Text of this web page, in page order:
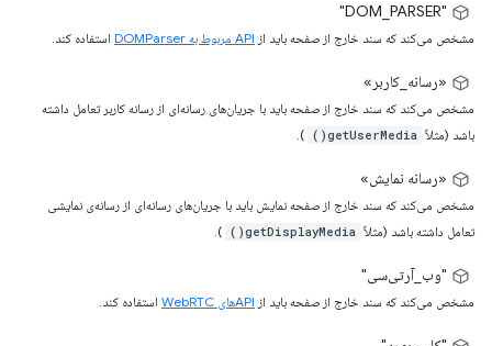
"DOM_PARSER"
مشخص می‌کند که سند خارج از صفحه باید از API مربوط به DOMParser استفاده کند.
«رسانه_کاربر»
مشخص می‌کند که سند خارج از صفحه باید با جریان‌های رسانه‌ای از رسانه کاربر تعامل داشته
باشد (مثلاً getUserMedia()
).
«رسانه نمایش»
مشخص می‌کند که سند خارج از صفحه نمایش باید با جریان‌های رسانه‌ای از رسانه‌ی نمایشی
تعامل داشته باشد (مثلاً getDisplayMedia()
).
"وب_آرتی‌سی"
مشخص می‌کند که سند خارج از صفحه باید از APIهای WebRTC استفاده کند.